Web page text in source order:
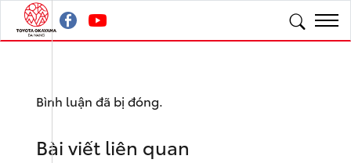
Bình luận đã bị đóng.
Bài viết liên quan